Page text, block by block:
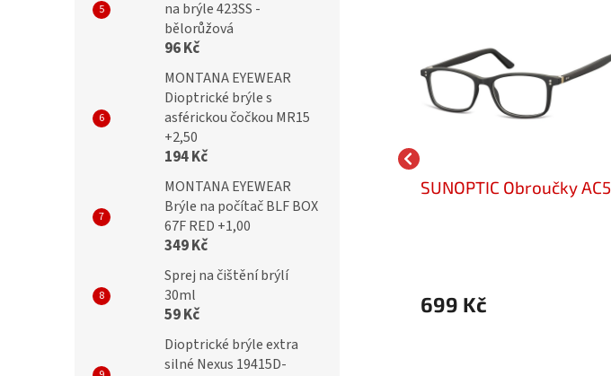
na brýle 423SS -
bělorůžová
96 Kč
MONTANA EYEWEAR
Dioptrické brýle s
asférickou čočkou MR15
+2,50
194 Kč
MONTANA EYEWEAR
Brýle na počítač BLF BOX
67F RED +1,00
349 Kč
Sprej na čištění brýlí
30ml
59 Kč
Dioptrické brýle extra
silné Nexus 19415D-
SUNOPTIC Obroučky 879F
699 Kč
SUNOPTIC Obroučky AC5
699 Kč